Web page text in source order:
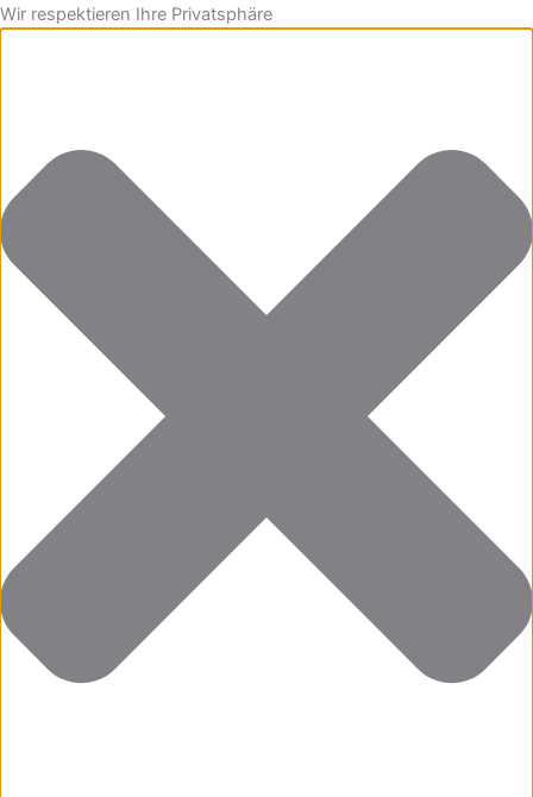
Wir respektieren Ihre Privatsphäre
FunktionellVoreinstellungen
Statistik
Marketing
Zum